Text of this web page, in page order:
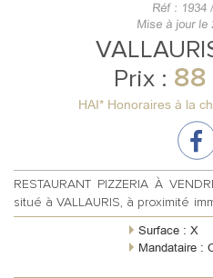
Réf : 1934
Mise à jour le
Prix :
HAI* Honoraires à la
RESTAURANT PIZZERIA À
situé à VALLAURIS, à proximité
fonds de commerce de...
Surface : X
Mandataire :